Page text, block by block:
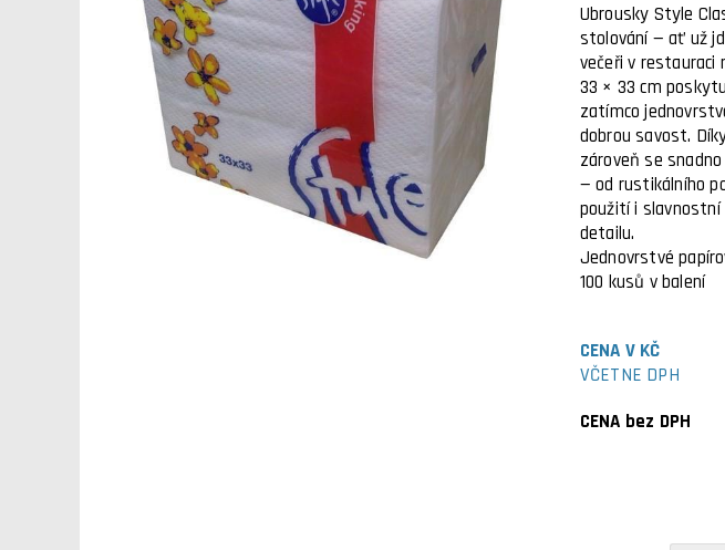
Ubrousky Style
stolování — ať už
večeři v restauraci
33 × 33 cm
zatímco
dobrou savost.
zároveň se
— od rustikálního
použití i
detailu.
Jednovrstvé
100 kusů v balení
CENA V KČ
VČETNE DPH
CENA bez DPH